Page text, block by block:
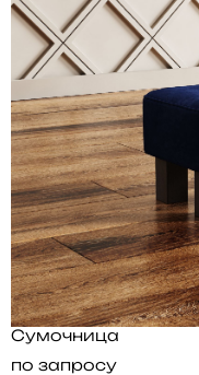
Сумочница
по запросу